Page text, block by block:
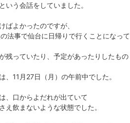
いう会話をしていました。
ばよかったのですが、
法事で仙台に日帰りで行くことになって
残っていたり、予定があったりしたもの
、11月27日（月）の午前中でした。
、口からよだれが出ていて
え飲まないような状態でした。